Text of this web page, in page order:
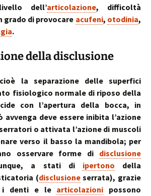
dell’articolazione, difficoltà
grado di provocare acufeni, otodinia,
.
della disclusione
la separazione delle superfici
fisiologico normale di riposo della
con l’apertura della bocca, in
avvenga deve essere inibita l’azione
o attivata l’azione di muscoli
verso il basso la mandibola; per
osservare forme di disclusione
a stati di ipertono della
(disclusioneserrata), grazie
denti e le articolazioni possono